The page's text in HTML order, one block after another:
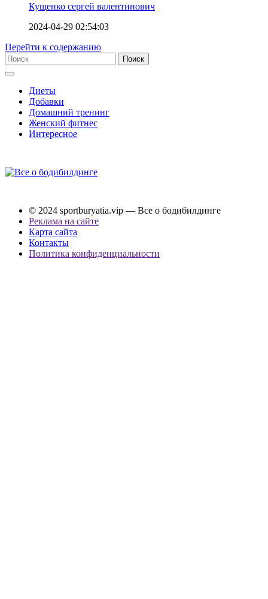
Кущенко сергей валентинович
2024-04-29 02:54:03
Перейти к содержанию
Диеты
Добавки
Домашний тренинг
Женский фитнес
Интересное
© 2024 sportburyatia.vip — Все о бодибилдинге
Реклама на сайте
Карта сайта
Контакты
Политика конфиденциальности